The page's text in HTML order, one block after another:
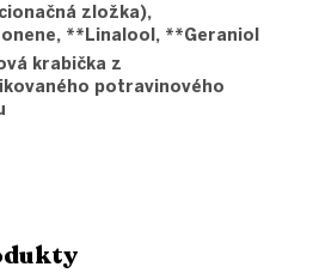
zložka),
**Linalool, **Geraniol
krabička z
potravinového